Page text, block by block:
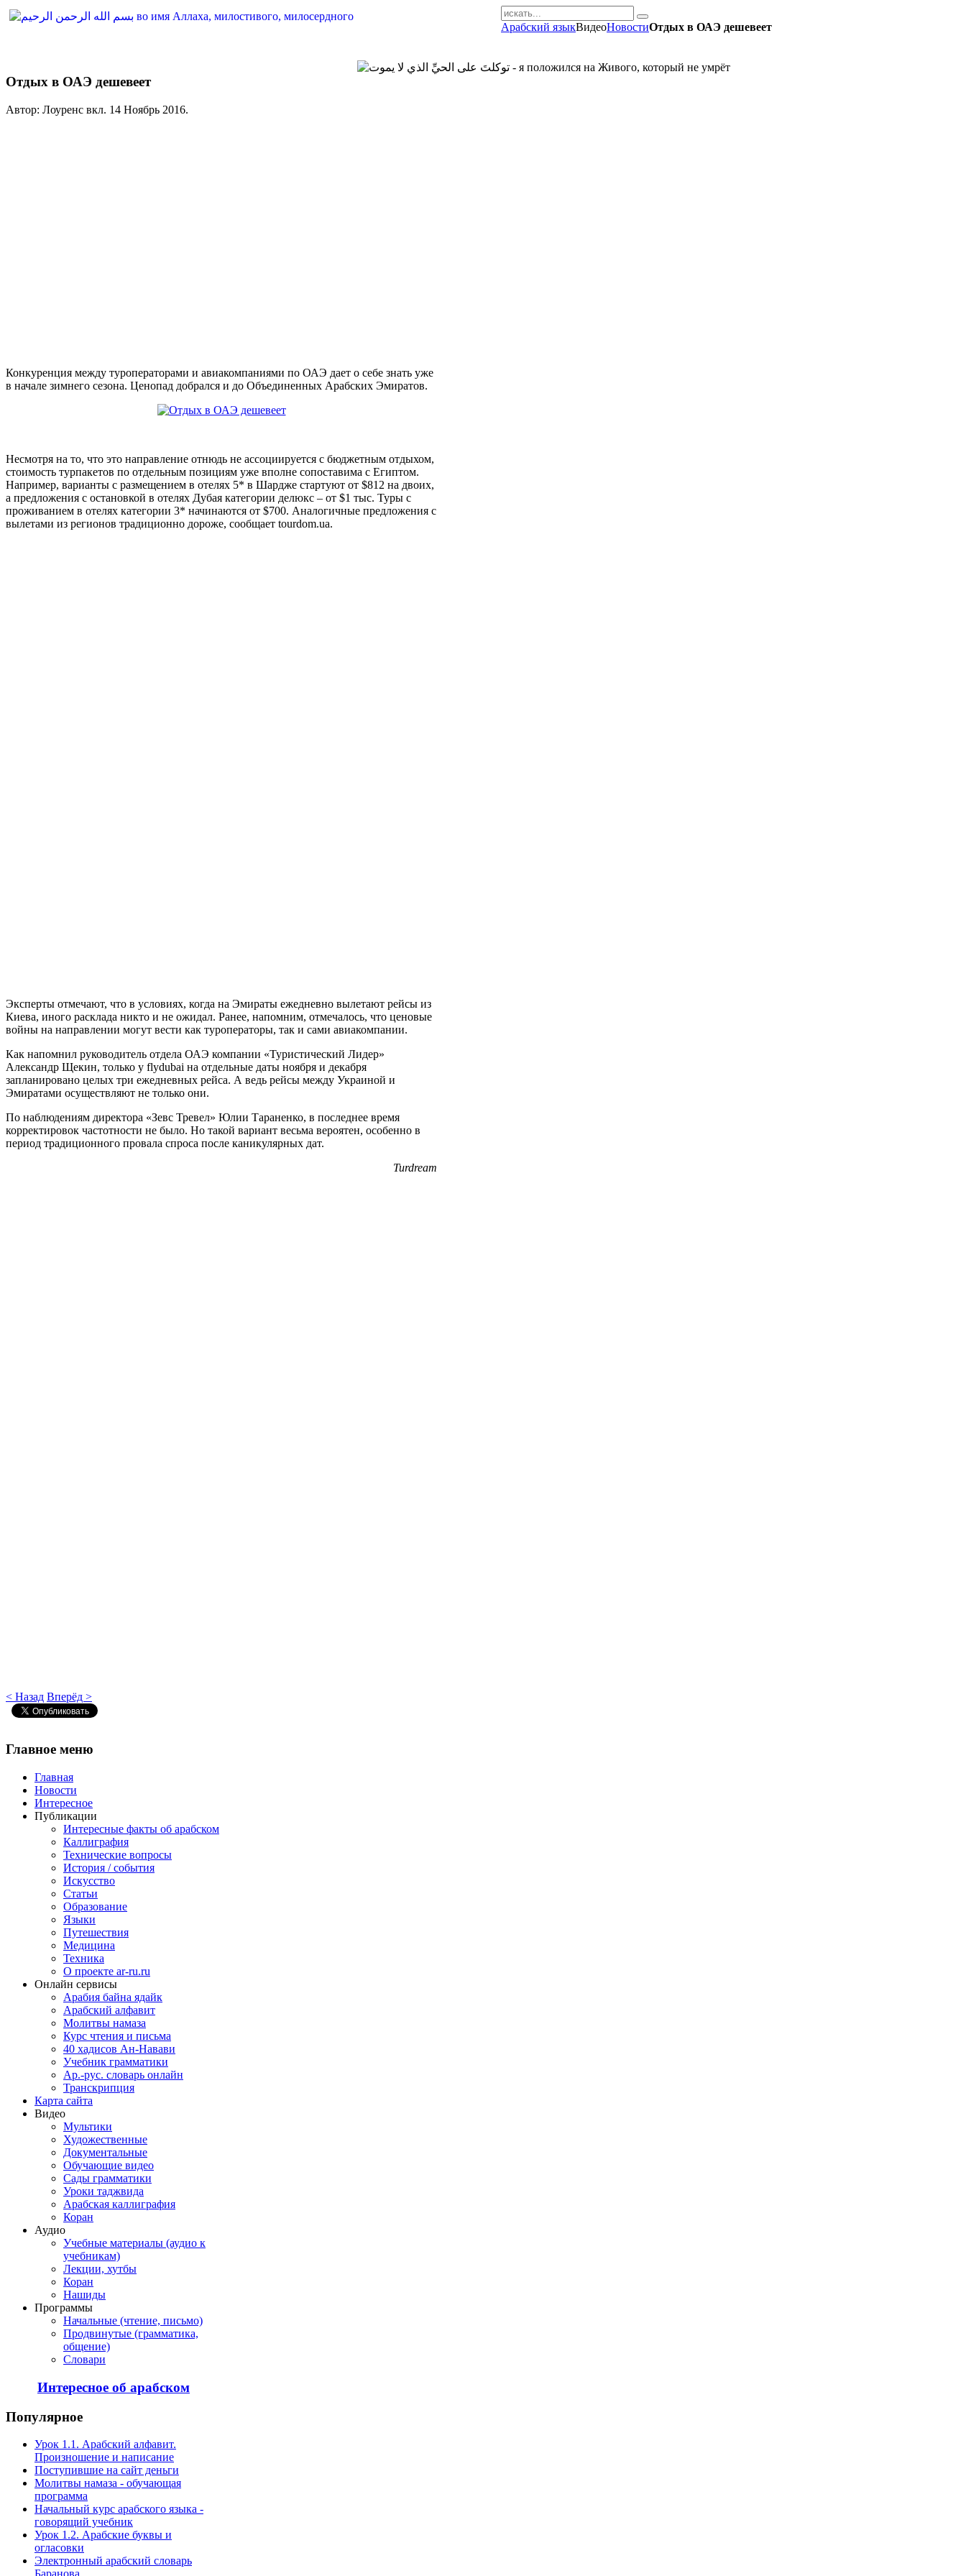
Арабский языкВидеоНовостиОтдых в ОАЭ дешевеет
Отдых в ОАЭ дешевеет
Автор: Лоуренс вкл. 14 Ноябрь 2016.
Конкуренция между туроператорами и авиакомпаниями по ОАЭ дает о себе знать уже
в начале зимнего сезона. Ценопад добрался и до Объединенных Арабских Эмиратов.
Несмотря на то, что это направление отнюдь не ассоциируется с бюджетным отдыхом,
стоимость турпакетов по отдельным позициям уже вполне сопоставима с Египтом.
Например, варианты с размещением в отелях 5* в Шардже стартуют от $812 на двоих,
а предложения с остановкой в отелях Дубая категории делюкс – от $1 тыс. Туры с
проживанием в отелях категории 3* начинаются от $700. Аналогичные предложения с
вылетами из регионов традиционно дороже, сообщает tourdom.ua.
Эксперты отмечают, что в условиях, когда на Эмираты ежедневно вылетают рейсы из
Киева, иного расклада никто и не ожидал. Ранее, напомним, отмечалось, что ценовые
войны на направлении могут вести как туроператоры, так и сами авиакомпании.
Как напомнил руководитель отдела ОАЭ компании «Туристический Лидер»
Александр Щекин, только у flydubai на отдельные даты ноября и декабря
запланировано целых три ежедневных рейса. А ведь рейсы между Украиной и
Эмиратами осуществляют не только они.
По наблюдениям директора «Зевс Тревел» Юлии Тараненко, в последнее время
корректировок частотности не было. Но такой вариант весьма вероятен, особенно в
период традиционного провала спроса после каникулярных дат.
Turdream
< Назад Вперёд >
Главное меню
Главная
Новости
Интересное
Публикации
Интересные факты об арабском
Каллиграфия
Технические вопросы
История / события
Искусство
Статьи
Образование
Языки
Путешествия
Медицина
Техника
О проекте ar-ru.ru
Онлайн сервисы
Арабия байна ядайк
Арабский алфавит
Молитвы намаза
Курс чтения и письма
40 хадисов Ан-Навави
Учебник грамматики
Ар.-рус. словарь онлайн
Транскрипция
Карта сайта
Видео
Мультики
Художественные
Документальные
Обучающие видео
Сады грамматики
Уроки таджвида
Арабская каллиграфия
Коран
Аудио
Учебные материалы (аудио к
учебникам)
Лекции, хутбы
Коран
Нашиды
Программы
Начальные (чтение, письмо)
Продвинутые (грамматика,
общение)
Словари
Интересное об арабском
Популярное
Урок 1.1. Арабский алфавит.
Произношение и написание
Поступившие на сайт деньги
Молитвы намаза - обучающая
программа
Начальный курс арабского языка -
говорящий учебник
Урок 1.2. Арабские буквы и
огласовки
Электронный арабский словарь